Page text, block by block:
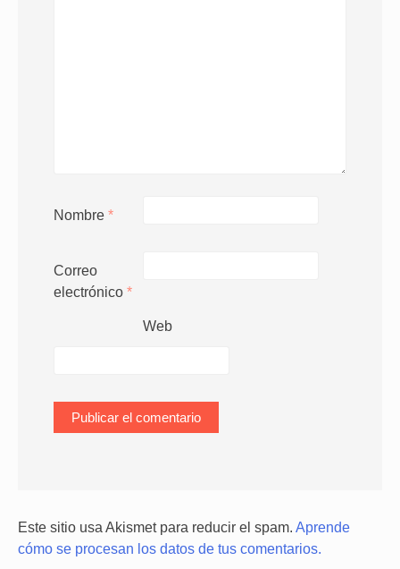
Nombre *
Correo
electrónico *
Web
Este sitio usa Akismet para reducir el spam. Aprende
cómo se procesan los datos de tus comentarios.